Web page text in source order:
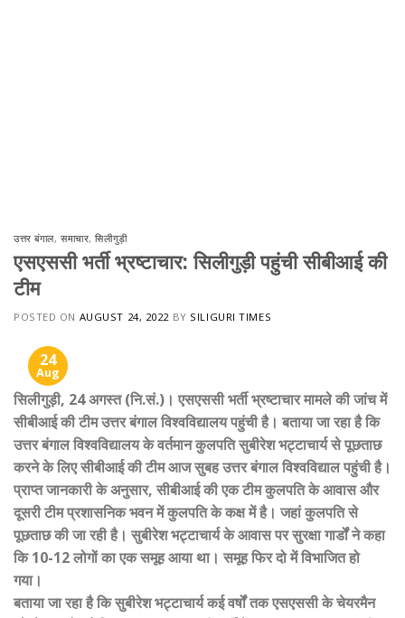
उत्तर बंगाल,समाचार,सिलीगुड़ी
एसएससी भर्ती भ्रष्टाचार: सिलीगुड़ी पहुंची सीबीआई की
टीम
POSTED ON AUGUST 24, 2022 BY SILIGURI TIMES
24
Aug
सिलीगुड़ी, 24 अगस्त (नि.सं.)। एसएससी भर्ती भ्रष्टाचार मामले की जांच में
सीबीआई की टीम उत्तर बंगाल विश्वविद्यालय पहुंची है। बताया जा रहा है कि
उत्तर बंगाल विश्वविद्यालय के वर्तमान कुलपति सुबीरेश भट्टाचार्य से पूछताछ
करने के लिए सीबीआई की टीम आज सुबह उत्तर बंगाल विश्वविद्याल पहुंची है।
प्राप्त जानकारी के अनुसार, सीबीआई की एक टीम कुलपति के आवास और
दूसरी टीम प्रशासनिक भवन में कुलपति के कक्ष में है। जहां कुलपति से
पूछताछ की जा रही है। सुबीरेश भट्टाचार्य के आवास पर सुरक्षा गार्डों ने कहा
कि 10-12 लोगों का एक समूह आया था। समूह फिर दो में विभाजित हो
गया।
बताया जा रहा है कि सुबीरेश भट्टाचार्य कई वर्षों तक एसएससी के चेयरमैन